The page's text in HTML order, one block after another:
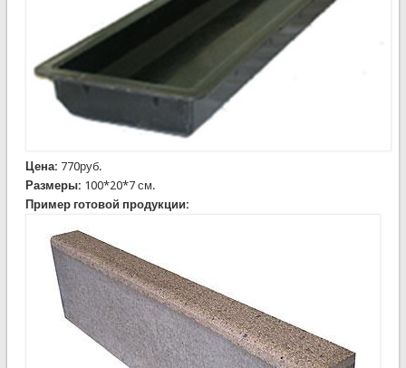
Цена: 770руб.
Размеры: 100*20*7 см.
Пример готовой продукции: